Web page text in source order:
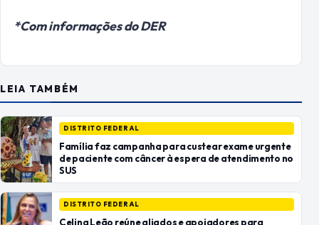
*Com informações do DER
LEIA TAMBÉM
DISTRITO FEDERAL
Família faz campanha para custear exame urgente
de paciente com câncer à espera de atendimento no
SUS
DISTRITO FEDERAL
Celina Leão reúne aliados e apoiadores para